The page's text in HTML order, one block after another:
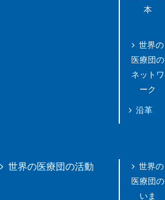
本
世界の
医療団の
ネットワ
ーク
沿革
世界の医療団の活動
世界の
医療団の
いま